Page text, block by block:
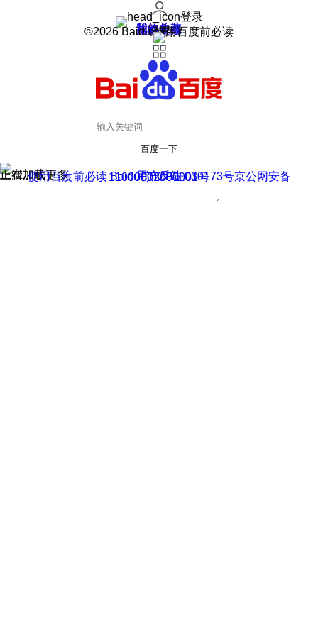
登录
我的关注
我的收藏
皮肤中心
用户反馈
设置
©2026 Baidu 使用百度前必读
百度一下
正在加载
上滑加载更多 用户反馈
使用百度前必读 Baidu 京ICP证030173号
京公网安备11000002000001号